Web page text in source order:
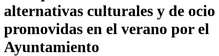
alternativas culturales y de ocio
promovidas en el verano por el
Ayuntamiento